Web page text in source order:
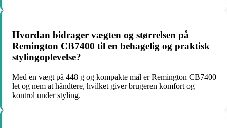
Hvordan bidrager vægten og størrelsen på
Remington CB7400 til en behagelig og praktisk
stylingoplevelse?
Med en vægt på 448 g og kompakte mål er Remington CB7400
let og nem at håndtere, hvilket giver brugeren komfort og
kontrol under styling.